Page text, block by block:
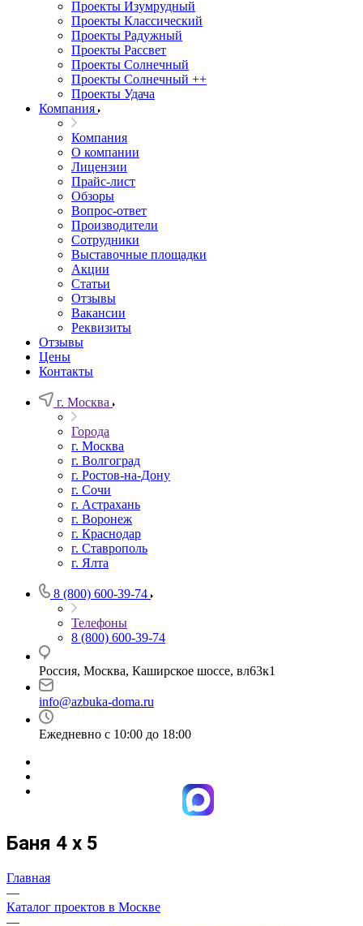
Проекты Изумрудный
Проекты Классический
Проекты Радужный
Проекты Рассвет
Проекты Солнечный
Проекты Солнечный ++
Проекты Удача
Компания
Компания
О компании
Лицензии
Прайс-лист
Обзоры
Вопрос-ответ
Производители
Сотрудники
Выставочные площадки
Акции
Статьи
Отзывы
Вакансии
Реквизиты
Отзывы
Цены
Контакты
г. Москва
Города
г. Москва
г. Волгоград
г. Ростов-на-Дону
г. Сочи
г. Астрахань
г. Воронеж
г. Краснодар
г. Ставрополь
г. Ялта
8 (800) 600-39-74
Телефоны
8 (800) 600-39-74
Россия, Москва, Каширское шоссе, вл63к1
info@azbuka-doma.ru
Ежедневно с 10:00 до 18:00
Баня 4 х 5
Главная
—
Каталог проектов в Москве
—